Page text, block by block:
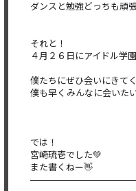
ダンスと勉強どっちも頑
それと！
４月２６日にアイドル学
僕たちにぜひ会いにきて
僕も早くみんなに会いた
では！
宮崎琉壱でした💚
また書くねー👋